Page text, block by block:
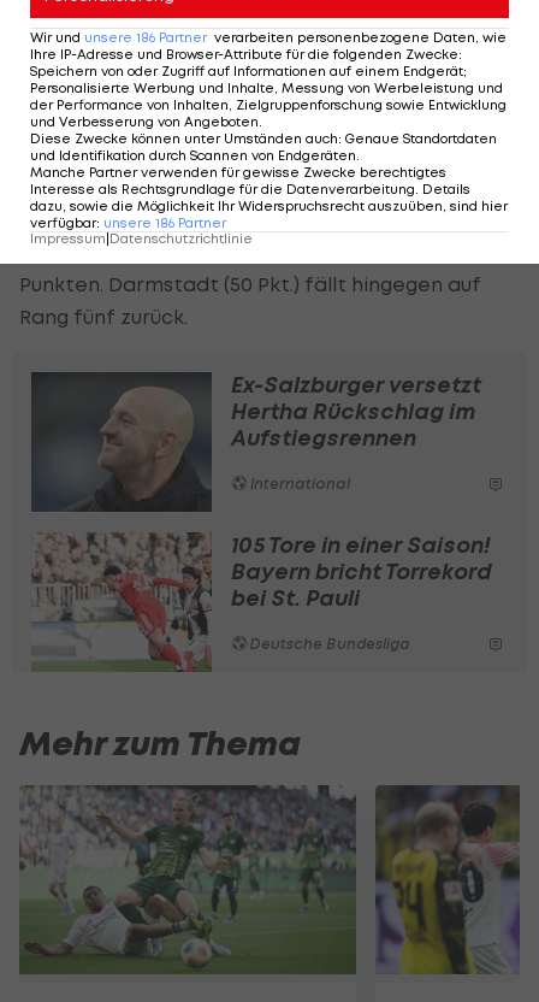
dann auch in die Pause.
Wie schon in der ersten Hälfte trifft Hannover früh:
Thordarson erhöht per Kopf auf 2:0 (56.).
Darmstadt arbeitet danach am Anschlusstreffer,
der allerdings nicht mehr gelingt.
Damit springtHannover 96auf den
Relegationsplatz, der neue Dritte hält bei 53
Punkten. Darmstadt (50 Pkt.) fällt hingegen auf
Rang fünf zurück.
Ex-Salzburger versetzt
Hertha Rückschlag im
Aufstiegsrennen
International
105 Tore in einer Saison!
Bayern bricht Torrekord
bei St. Pauli
Deutsche Bundesliga
Mehr zum Thema
Wir und unsere 186 Partner verarbeiten personenbezogene Daten, wie
Ihre IP-Adresse und Browser-Attribute für die folgenden Zwecke:
Speichern von oder Zugriff auf Informationen auf einem Endgerät;
Personalisierte Werbung und Inhalte, Messung von Werbeleistung und
der Performance von Inhalten, Zielgruppenforschung sowie Entwicklung
und Verbesserung von Angeboten.
Diese Zwecke können unter Umständen auch: Genaue Standortdaten
und Identifikation durch Scannen von Endgeräten.
Manche Partner verwenden für gewisse Zwecke berechtigtes
Interesse als Rechtsgrundlage für die Datenverarbeitung. Details
dazu, sowie die Möglichkeit Ihr Widerspruchsrecht auszuüben, sind hier
verfügbar: unsere 186 Partner
Impressum Datenschutzrichtlinie